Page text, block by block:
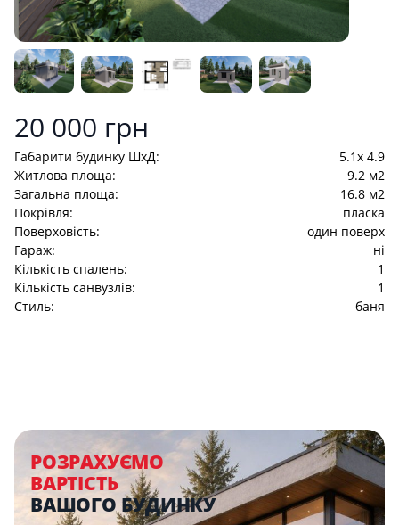
Product information
20 000 грн
Габарити будинку ШхД:
5.1x 4.9
Житлова площа:
9.2 м2
Загальна площа:
16.8 м2
Покрівля:
пласка
Поверховість:
один поверх
Гараж:
ні
Кількість спалень:
1
Кількість санвузлів:
1
Стиль:
баня
Description
РОЗРАХУЄМО
ВАРТІСТЬ
ВАШОГО БУДИНКУ